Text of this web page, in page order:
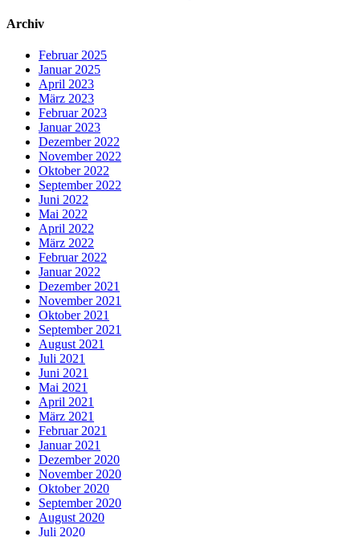
Archiv
Februar 2025
Januar 2025
April 2023
März 2023
Februar 2023
Januar 2023
Dezember 2022
November 2022
Oktober 2022
September 2022
Juni 2022
Mai 2022
April 2022
März 2022
Februar 2022
Januar 2022
Dezember 2021
November 2021
Oktober 2021
September 2021
August 2021
Juli 2021
Juni 2021
Mai 2021
April 2021
März 2021
Februar 2021
Januar 2021
Dezember 2020
November 2020
Oktober 2020
September 2020
August 2020
Juli 2020